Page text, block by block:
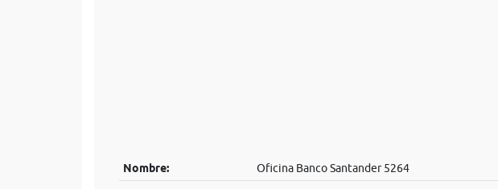
Nombre: Oficina Banco Santander 5264